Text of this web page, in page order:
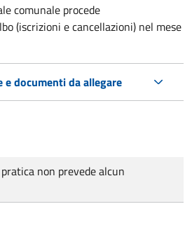
comunale procede
(iscrizioni e cancellazioni) nel mese
documenti da allegare
non prevede alcun